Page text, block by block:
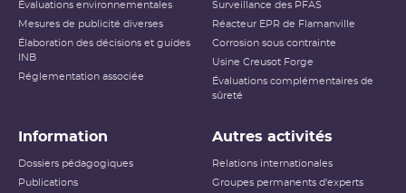
Évaluations environnementales
Mesures de publicité diverses
Élaboration des décisions et guides
INB
Réglementation associée
Surveillance des PFAS
Réacteur EPR de Flamanville
Corrosion sous contrainte
Usine Creusot Forge
Évaluations complémentaires de
sûreté
Information
Dossiers pédagogiques
Publications
Autres activités
Relations internationales
Groupes permanents d'experts